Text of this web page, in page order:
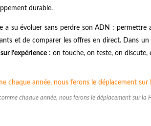
durable.
a su évoluer sans perdre son ADN :
et de comparer les offres en direct. Dans
l’expérience : on touche, on teste, on discute,
chaque année, nous ferons le déplacement sur